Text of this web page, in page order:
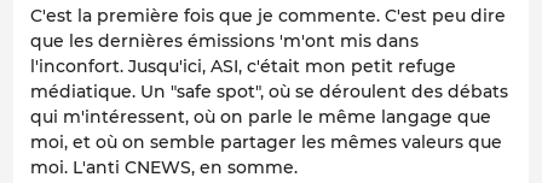
C'est la première fois que je commente. C'est peu dire
que les dernières émissions 'm'ont mis dans
l'inconfort. Jusqu'ici, ASI, c'était mon petit refuge
médiatique. Un "safe spot", où se déroulent des débats
qui m'intéressent, où on parle le même langage que
moi, et où on semble partager les mêmes valeurs que
moi. L'anti CNEWS, en somme.